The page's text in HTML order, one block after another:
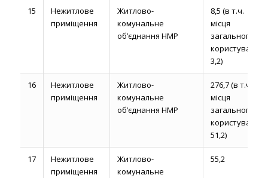
15
Нежитлове
приміщення
Житлово-
комунальне
об’єднання НМР
8,5 (в т.ч.
місця
загального
користування
3,2)
16
Нежитлове
приміщення
Житлово-
комунальне
об’єднання НМР
276,7 (в т.ч.
місця
загального
користування
51,2)
17
Нежитлове
приміщення
Житлово-
комунальне
55,2